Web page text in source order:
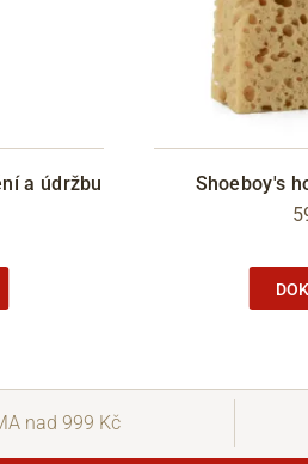
a údržbu
Shoeboy's
nad 999 Kč